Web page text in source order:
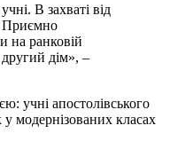
В захваті від
Приємно
на ранковій
другий дім», –